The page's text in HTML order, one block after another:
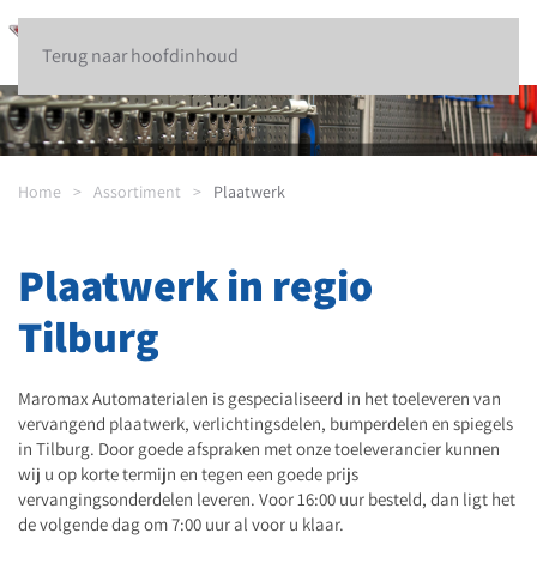
Terug naar hoofdinhoud
Home Assortiment Plaatwerk
Plaatwerk in regio
Tilburg
Maromax Automaterialen is gespecialiseerd in het toeleveren van
vervangend plaatwerk, verlichtingsdelen, bumperdelen en spiegels
in Tilburg. Door goede afspraken met onze toeleverancier kunnen
wij u op korte termijn en tegen een goede prijs
vervangingsonderdelen leveren. Voor 16:00 uur besteld, dan ligt het
de volgende dag om 7:00 uur al voor u klaar.